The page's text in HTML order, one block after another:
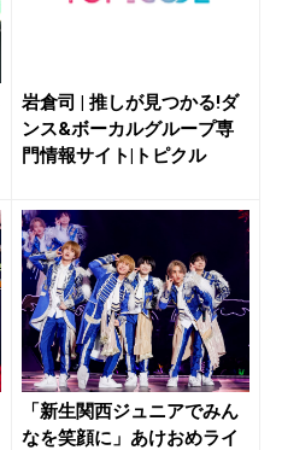
岩倉司 | 推しが見つかる!ダ
ンス&ボーカルグループ専
門情報サイト|トピクル
「新生関西ジュニアでみん
なを笑顔に」あけおめライ